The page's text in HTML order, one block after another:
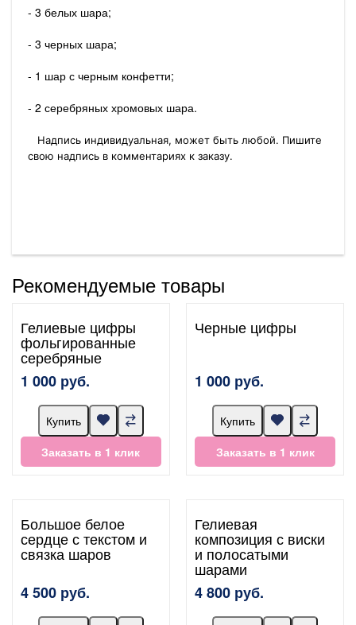
- 3 белых шара;
- 3 черных шара;
- 1 шар с черным конфетти;
- 2 серебряных хромовых шара.
Надпись индивидуальная, может быть любой. Пишите
свою надпись в комментариях к заказу.
Рекомендуемые товары
Гелиевые цифры
фольгированные
серебряные
1 000 руб.
Купить
Заказать в 1 клик
Черные цифры
1 000 руб.
Купить
Заказать в 1 клик
Большое белое
сердце с текстом и
связка шаров
4 500 руб.
Гелиевая
композиция с виски
и полосатыми
шарами
4 800 руб.